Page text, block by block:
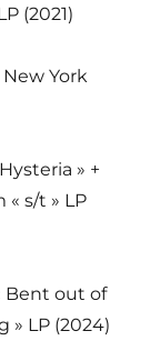
(2021)
New York
» +
s/t » LP
Bent out of
» LP (2024)